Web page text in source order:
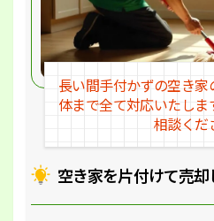
空き家を片付けて売却
長い間手付かずの空き家
体まで全て対応いたしま
相談くだ